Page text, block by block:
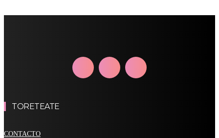
TORETEATE
CONTACTO